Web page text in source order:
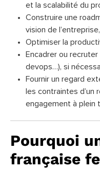
et la scalabilité du
Construire une
vision de l’entreprise,
Optimiser la
Encadrer ou
devops…), si
Fournir un regard
les contraintes d’un
engagement à plein
Pourquoi
française